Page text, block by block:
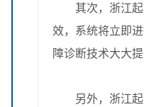
其次，浙江起
效，系统将立即
障诊断技术大大
另外，浙江起重